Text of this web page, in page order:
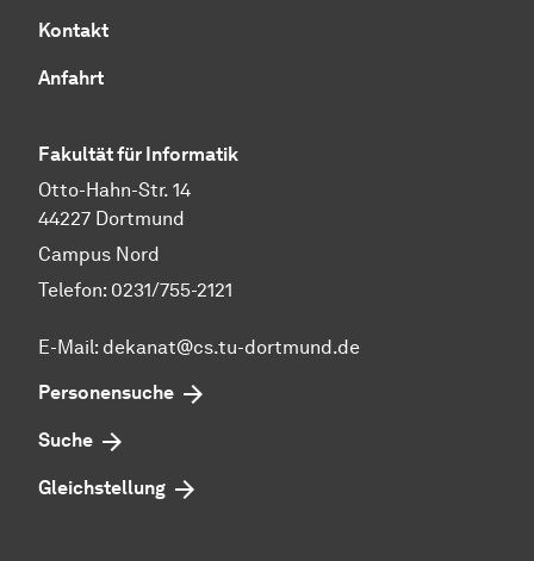
Kontakt
Anfahrt
Fakultät für Informatik
Otto-Hahn-Str. 14
44227 Dortmund
Campus Nord
Telefon: 0231/755-2121
E-Mail: dekanat@cs.tu-dortmund.de
Personensuche
Suche
Gleichstellung